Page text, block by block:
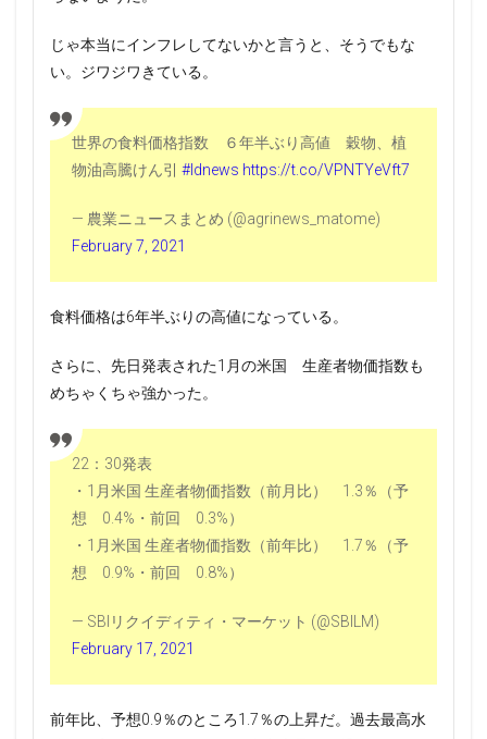
じゃ本当にインフレしてないかと言うと、そうでもな
い。ジワジワきている。
世界の食料価格指数 ６年半ぶり高値 穀物、植
物油高騰けん引 #ldnews https://t.co/VPNTYeVft7
— 農業ニュースまとめ (@agrinews_matome)
February 7, 2021
食料価格は6年半ぶりの高値になっている。
さらに、先日発表された1月の米国 生産者物価指数も
めちゃくちゃ強かった。
22：30発表
・1月米国 生産者物価指数（前月比） 1.3％（予
想 0.4%・前回 0.3%）
・1月米国 生産者物価指数（前年比） 1.7％（予
想 0.9%・前回 0.8%）
— SBIリクイディティ・マーケット (@SBILM)
February 17, 2021
前年比、予想0.9％のところ1.7％の上昇だ。過去最高水